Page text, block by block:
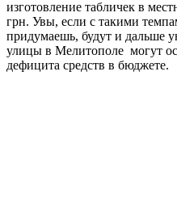
изготовление табличек в
грн. Увы, если с такими
придумаешь, будут и дальше
улицы в Мелитополе могут
дефицита средств в бюджете.